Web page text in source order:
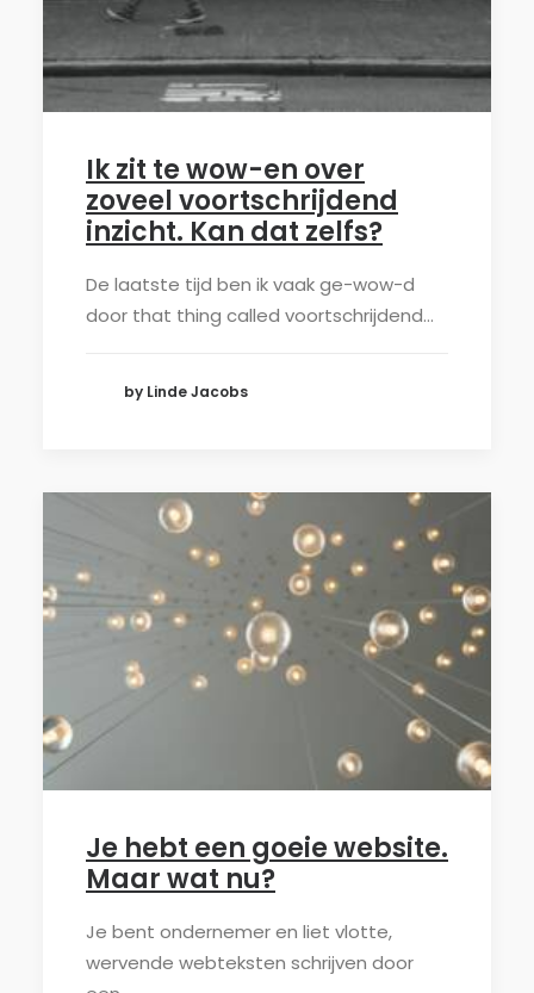
Ik zit te wow-en over
zoveel voortschrijdend
inzicht. Kan dat zelfs?
De laatste tijd ben ik vaak ge-wow-d
door that thing called voortschrijdend…
by Linde Jacobs
Je hebt een goeie website.
Maar wat nu?
Je bent ondernemer en liet vlotte,
wervende webteksten schrijven door